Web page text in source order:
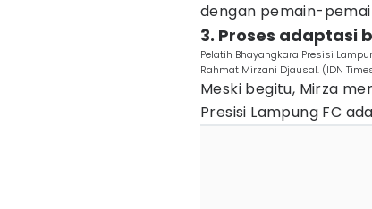
dengan pemain-
3. Proses adaptasi
Pelatih Bhayangkara Presisi
Rahmat Mirzani Djausal. (IDN
Meski begitu, Mirza
Presisi Lampung FC